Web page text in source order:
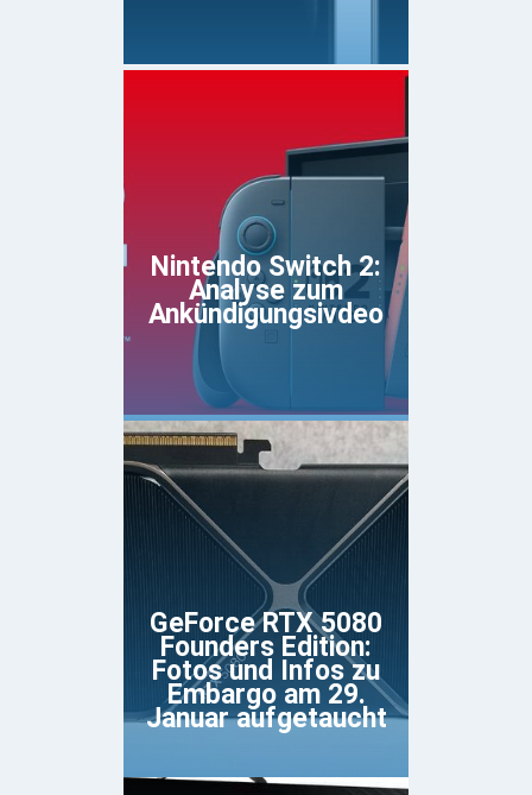
Nintendo Switch 2:
Analyse zum
Ankündigungsivdeo
GeForce RTX 5080
Founders Edition:
Fotos und Infos zu
Embargo am 29.
Januar aufgetaucht